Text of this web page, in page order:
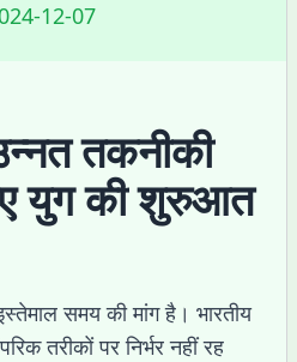
12-07
तकनीकी
युग की शुरुआत
समय की मांग है। भारतीय
तरीकों पर निर्भर नहीं रह